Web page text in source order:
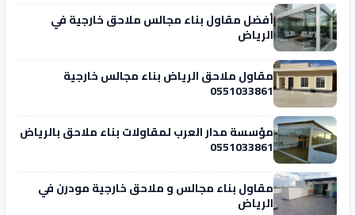
أفضل مقاول بناء مجالس ملاحق خارجية في
الرياض
مقاول ملاحق الرياض بناء مجالس خارجية
0551033861
مؤسسة مدار العرب لمقاولات بناء ملاحق بالرياض
0551033861
مقاول بناء مجالس و ملاحق خارجية مودرن في
الرياض